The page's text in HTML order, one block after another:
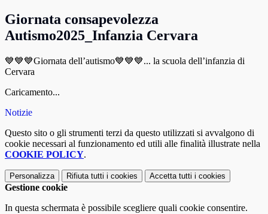
Giornata consapevolezza
Autismo2025_Infanzia Cervara
💙💙💙Giornata dell’autismo💙💙💙... la scuola dell’infanzia di
Cervara
Caricamento...
Notizie
Questo sito o gli strumenti terzi da questo utilizzati si avvalgono di
cookie necessari al funzionamento ed utili alle finalità illustrate nella
COOKIE POLICY.
Personalizza Rifiuta tutti i cookies Accetta tutti i cookies
Gestione cookie
In questa schermata è possibile scegliere quali cookie consentire.